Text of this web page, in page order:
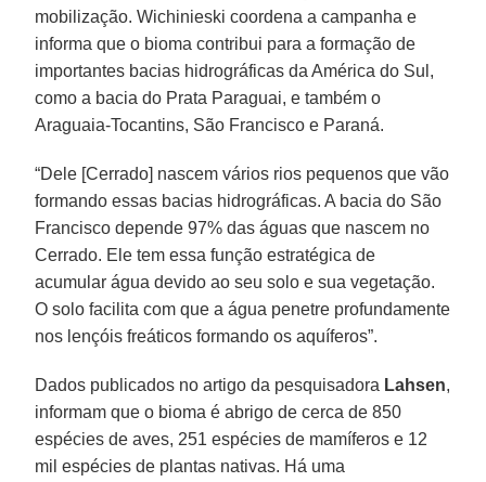
mobilização. Wichinieski coordena a campanha e
informa que o bioma contribui para a formação de
importantes bacias hidrográficas da América do Sul,
como a bacia do Prata Paraguai, e também o
Araguaia-Tocantins, São Francisco e Paraná.
“Dele [Cerrado] nascem vários rios pequenos que vão
formando essas bacias hidrográficas. A bacia do São
Francisco depende 97% das águas que nascem no
Cerrado. Ele tem essa função estratégica de
acumular água devido ao seu solo e sua vegetação.
O solo facilita com que a água penetre profundamente
nos lençóis freáticos formando os aquíferos”.
Dados publicados no artigo da pesquisadora Lahsen,
informam que o bioma é abrigo de cerca de 850
espécies de aves, 251 espécies de mamíferos e 12
mil espécies de plantas nativas. Há uma